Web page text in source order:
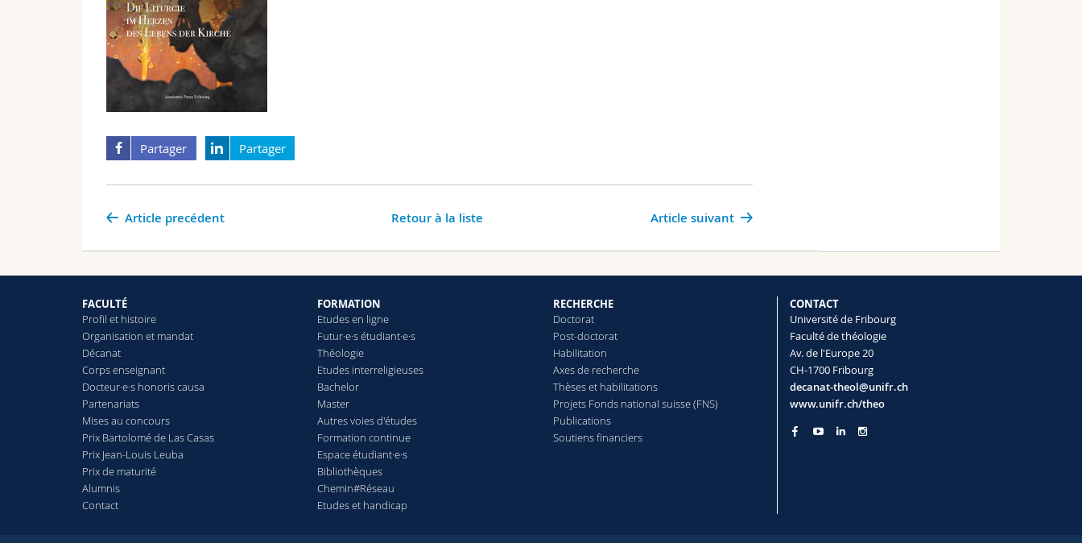
Partager Partager
Article suivant
Article precédent Retour à la liste
FACULTÉ
Profil et histoire
Organisation et mandat
Décanat
Corps enseignant
Docteur·e·s honoris causa
Partenariats
Mises au concours
Prix Bartolomé de Las Casas
Prix Jean-Louis Leuba
Prix de maturité
Alumnis
Contact
FORMATION
Etudes en ligne
Futur·e·s étudiant·e·s
Théologie
Etudes interreligieuses
Bachelor
Master
Autres voies d'études
Formation continue
Espace étudiant·e·s
Bibliothèques
Chemin#Réseau
Etudes et handicap
RECHERCHE
Doctorat
Post-doctorat
Habilitation
Axes de recherche
Thèses et habilitations
Projets Fonds national suisse (FNS)
Publications
Soutiens financiers
CONTACT
Université de Fribourg
Faculté de théologie
Av. de l'Europe 20
CH-1700 Fribourg
decanat-theol@unifr.ch
www.unifr.ch/theo